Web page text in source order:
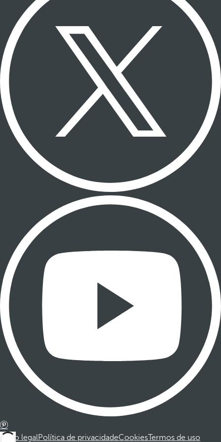
Aviso legalPolítica de privacidadeCookiesTermos de uso